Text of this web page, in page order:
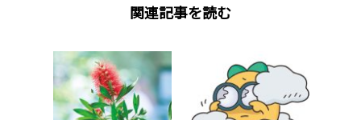
関連記事を読む